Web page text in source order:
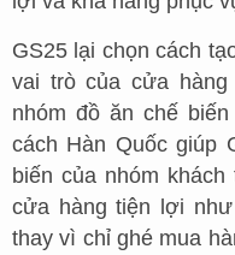
GS25 lại chọn cách
vai trò của cửa
nhóm đồ ăn chế
cách Hàn Quốc giúp
biến của nhóm
cửa hàng tiện lợi
thay vì chỉ ghé mua